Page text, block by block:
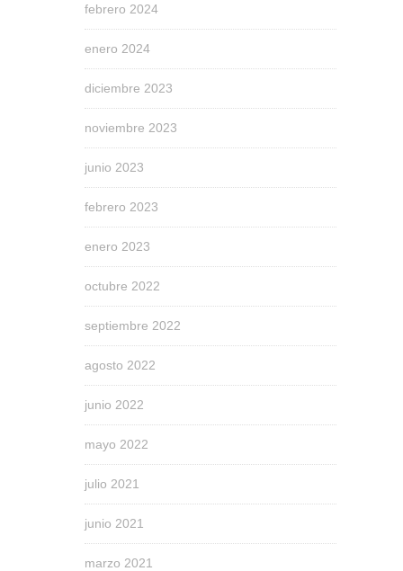
febrero 2024
enero 2024
diciembre 2023
noviembre 2023
junio 2023
febrero 2023
enero 2023
octubre 2022
septiembre 2022
agosto 2022
junio 2022
mayo 2022
julio 2021
junio 2021
marzo 2021